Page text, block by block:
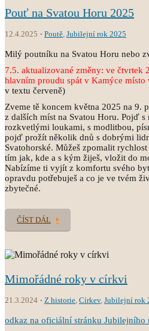
Pouť na Svatou Horu 2025
12.4.2025 Poutě, Jubilejní rok 2025
Milý poutníku na Svatou Horu nebo
7.5. aktualizované změny: ve čtvrtek
hlavním proudu spát v Kamýce místo
v textu červeně)
Zveme tě koncem května 2025 na 9.
z dalších míst na Svatou Horu. Pojď
rozkvetlými loukami, s modlitbou,
pojď prožít několik dnů s dobrými
Svatohorské. Můžeš zpomalit
tím jak, kde a s kým žiješ, vložit do
Nabízíme ti vyjít z komfortu svého
opravdu potřebuješ a co je ve tvém
zbytečné.
ČÍST DÁL
Mimořádné roky v církvi
21.3.2024 Z historie, Církev, Jubilejní rok
odkaz na oficiální stránku Jubilejního